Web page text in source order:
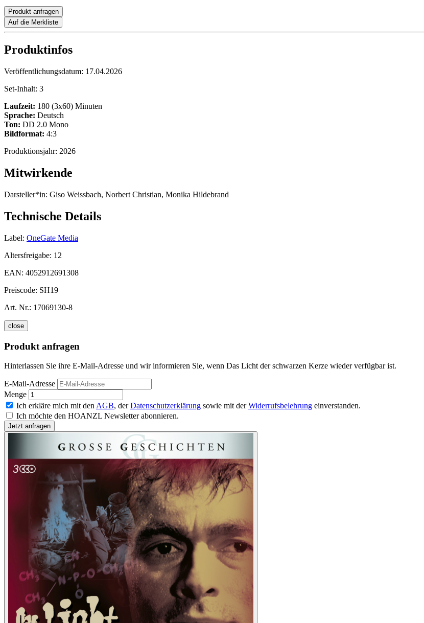
Produkt anfragen
Auf die Merkliste
Produktinfos
Veröffentlichungsdatum: 17.04.2026
Set-Inhalt: 3
Laufzeit: 180 (3x60) Minuten
Sprache: Deutsch
Ton: DD 2.0 Mono
Bildformat: 4:3
Produktionsjahr: 2026
Mitwirkende
Darsteller*in: Giso Weissbach, Norbert Christian, Monika Hildebrand
Technische Details
Label: OneGate Media
Altersfreigabe: 12
EAN: 4052912691308
Preiscode: SH19
Art. Nr.: 17069130-8
close
Produkt anfragen
Hinterlassen Sie ihre E-Mail-Adresse und wir informieren Sie, wenn Das Licht der schwarzen Kerze wieder verfügbar ist.
E-Mail-Adresse
Menge
Ich erkläre mich mit den AGB, derDatenschutzerklärung sowie mit derWiderrufsbelehrung einverstanden.
Ich möchte den HOANZL Newsletter abonnieren.